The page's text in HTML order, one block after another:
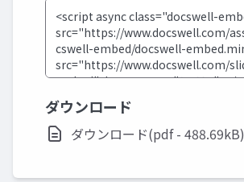
ダウンロード
ダウンロード(pdf - 488.69kB)